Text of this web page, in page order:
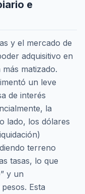
e
y el mercado de
adquisitivo en
matizado.
un leve
de interés
la
lado, los dólares
terreno
tasas, lo que
y un
Esta